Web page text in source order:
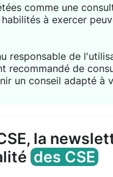
comme une
à exercer
responsable de
recommandé de
un conseil adapté à
la
des CSE